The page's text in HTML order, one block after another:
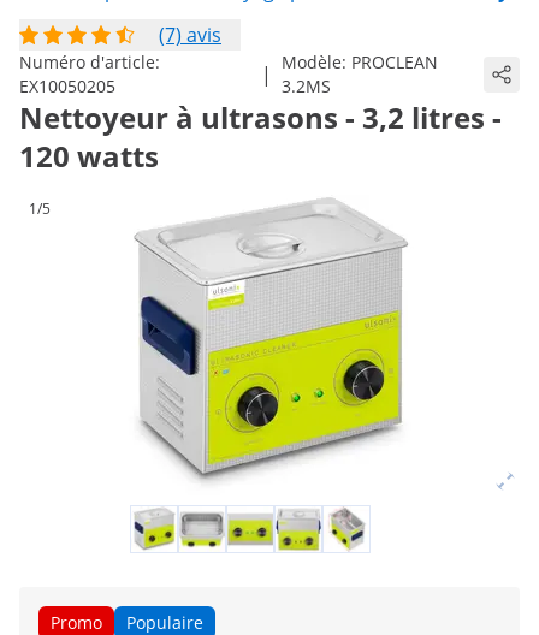
(7) avis
Numéro d'article:
EX10050205
| Modèle: PROCLEAN
3.2MS
Nettoyeur à ultrasons - 3,2 litres -
120 watts
1/5
Promo Populaire